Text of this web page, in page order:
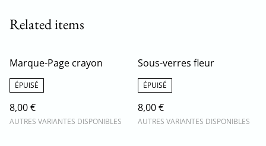
Related items
Marque-Page crayon
ÉPUISÉ
8,00 €
AUTRES VARIANTES DISPONIBLES
Sous-verres fleur
ÉPUISÉ
8,00 €
AUTRES VARIANTES DISPONIBLES